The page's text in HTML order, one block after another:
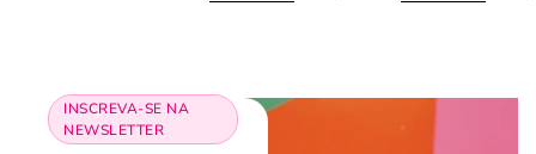
INSCREVA-SE NA
NEWSLETTER